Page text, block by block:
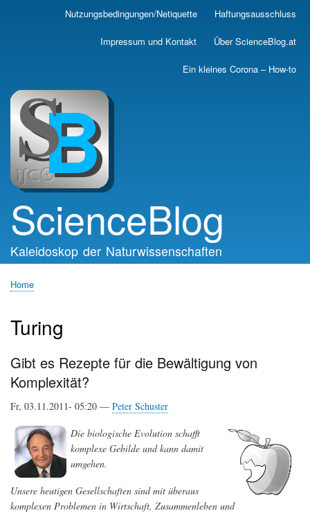
Skip
main
Nutzungsbedingungen/Netiquette Haftungsausschluss
Impressum und Kontakt Über ScienceBlog.at
Ein kleines Corona – How-to
ScienceBlog
Kaleidoskop der Naturwissenschaften
Home
Turing
Gibt es Rezepte für die Bewältigung von
Komplexität?
Fr, 03.11.2011- 05:20 — Peter Schuster
Die biologische Evolution schafft
komplexe Gebilde und kann damit
umgehen.
Unsere heutigen Gesellschaften sind mit überaus
komplexen Problemen in Wirtschaft, Zusammenleben und